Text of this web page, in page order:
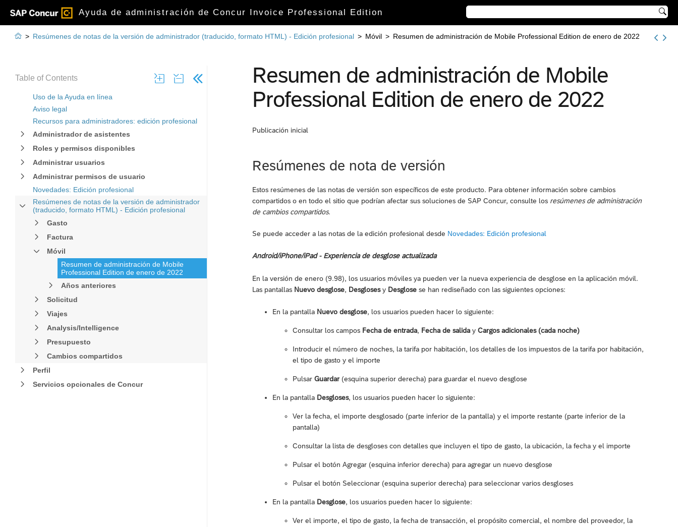
Ayuda de administración de Concur Invoice Professional Edition 
Table of Contents
Uso de la Ayuda en línea
Aviso legal
Recursos para administradores: edición profesional
Administrador de asistentes
Roles y permisos disponibles
Administrar usuarios
Administrar permisos de usuario
Novedades: Edición profesional
Resúmenes de notas de la versión de administrador
(traducido, formato HTML) - Edición profesional
Gasto
Factura
Móvil
Resumen de administración de Mobile
Professional Edition de enero de 2022
Años anteriores
Solicitud
Viajes
Analysis/Intelligence
Presupuesto
Cambios compartidos
Perfil
Servicios opcionales de Concur
 > Resúmenes de notas de la versión de administrador (traducido, formato HTML) - Edición profesional > Móvil > Resumen de administración de Mobile Professional Edition de enero de 2022
Resumen de administración de Mobile
Professional Edition de enero de 2022
Publicación inicial
Resúmenes de nota de versión
Estos resúmenes de las notas de versión son específicos de este producto. Para obtener información sobre cambios
compartidos o en todo el sitio que podrían afectar sus soluciones de SAP Concur, consulte los resúmenes de administración
de cambios compartidos.
Se puede acceder a las notas de la edición profesional desde Novedades: Edición profesional
Android/iPhone/iPad - Experiencia de desglose actualizada
En la versión de enero (9.98), los usuarios móviles ya pueden ver la nueva experiencia de desglose en la aplicación móvil.
Las pantallas Nuevo desglose, Desglosesy Desglose se han rediseñado con las siguientes opciones:
En la pantalla Nuevo desglose, los usuarios pueden hacer lo siguiente:
Consultar los campos Fecha de entrada, Fecha de salida y Cargos adicionales (cada noche)
Introducir el número de noches, la tarifa por habitación, los detalles de los impuestos de la tarifa por habitación,
el tipo de gasto y el importe
Pulsar Guardar (esquina superior derecha) para guardar el nuevo desglose
En la pantalla Desgloses, los usuarios pueden hacer lo siguiente:
Ver la fecha, el importe desglosado (parte inferior de la pantalla) y el importe restante (parte inferior de la
pantalla)
Consultar la lista de desgloses con detalles que incluyen el tipo de gasto, la ubicación, la fecha y el importe
Pulsar el botón Agregar (esquina inferior derecha) para agregar un nuevo desglose
Pulsar el botón Seleccionar (esquina superior derecha) para seleccionar varios desgloses
En la pantalla Desglose, los usuarios pueden hacer lo siguiente:
Ver el importe, el tipo de gasto, la fecha de transacción, el propósito comercial, el nombre del proveedor, la